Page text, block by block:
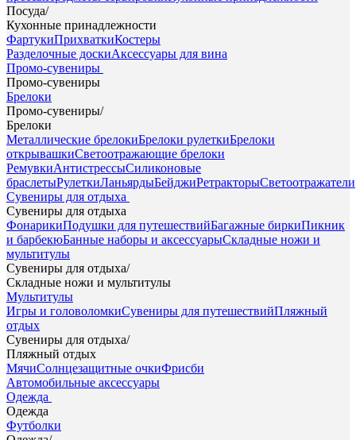
Посуда/
Кухонные принадлежности
ФартукиПрихваткиКостеры
Разделочные доскиАксессуары для вина
Промо-сувениры
Промо-сувениры
Брелоки
Промо-сувениры/
Брелоки
Металлические брелокиБрелоки рулеткиБрелоки
открывашкиСветоотражающие брелоки
РемувкиАнтистрессыСиликоновые
браслетыРулеткиЛаньярдыБейджиРетракторыСветоотражатели
Сувениры для отдыха
Сувениры для отдыха
ФонарикиПодушки для путешествийБагажные биркиПикник
и барбекюБанные наборы и аксессуарыСкладные ножи и
мультитулы
Сувениры для отдыха/
Складные ножи и мультитулы
Мультитулы
Игры и головоломкиСувениры для путешествийПляжный
отдых
Сувениры для отдыха/
Пляжный отдых
МячиСолнцезащитные очкиФрисби
Автомобильные аксессуары
Одежда
Одежда
Футболки